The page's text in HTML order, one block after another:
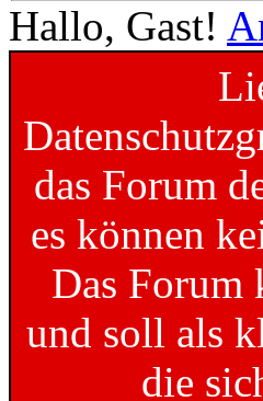
Hallo, Gast!
das Forum
es können
Das Forum
und soll als
die